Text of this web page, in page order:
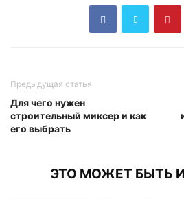
Предыдущая статья
Для чего нужен
строительный миксер и как
его выбрать
ЭТО МОЖЕТ БЫТЬ